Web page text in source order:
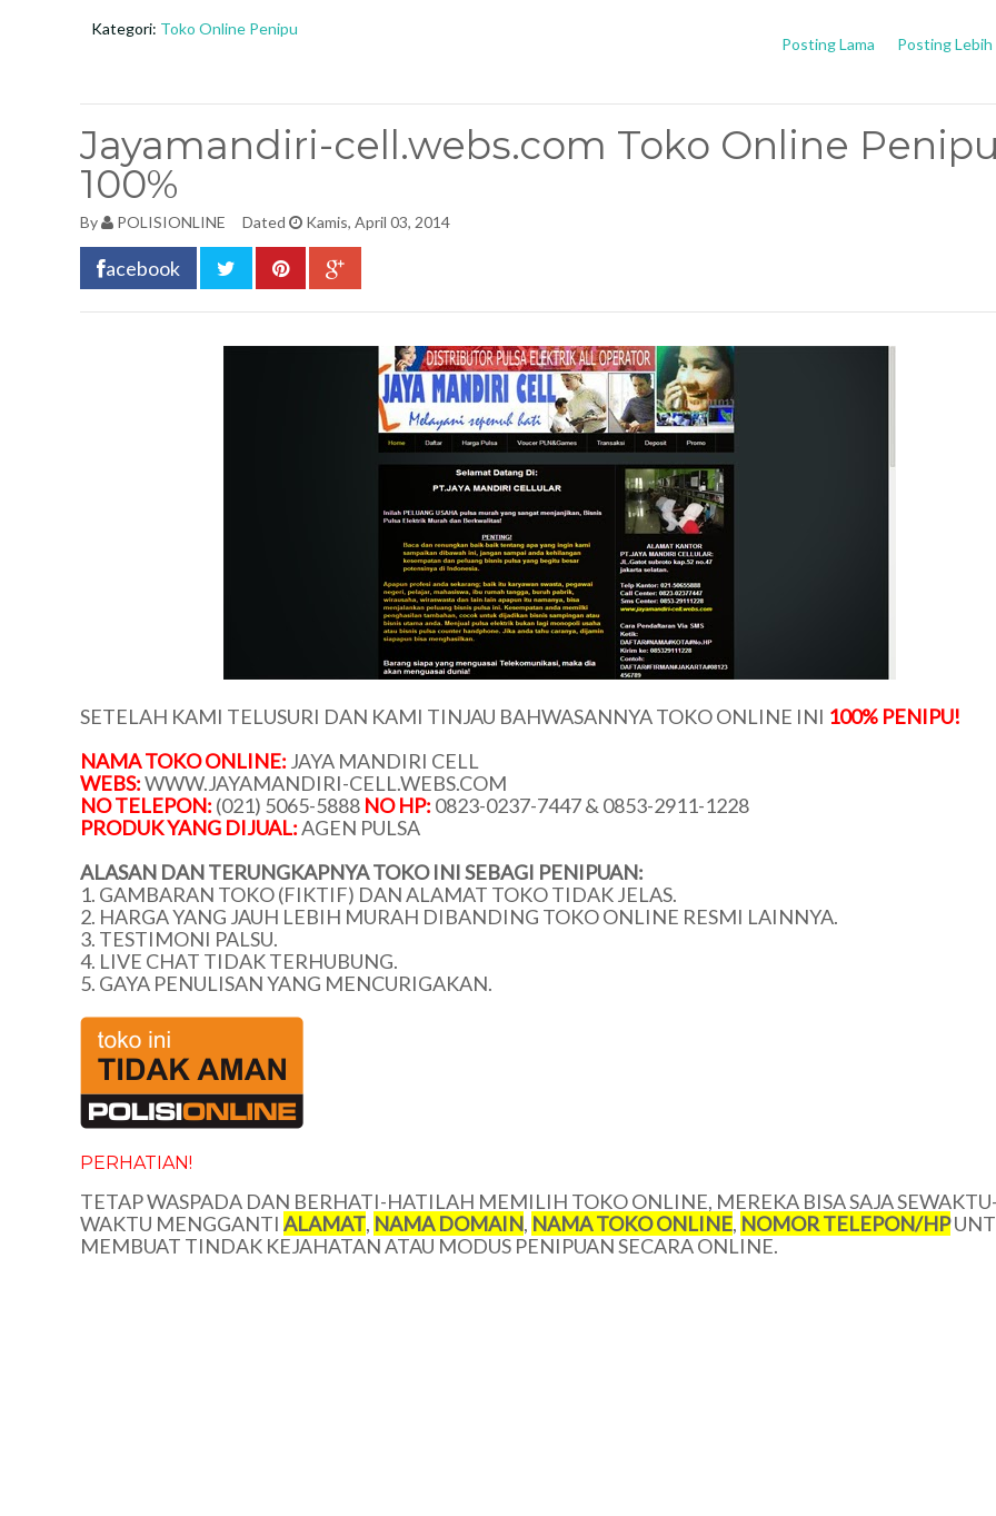
Kategori: Toko Online Penipu
Posting Lebih
Posting Lama
Jayamandiri-cell.webs.com Toko Online
100%
By POLISIONLINE Dated Kamis, April 03, 2014
acebook
SETELAH KAMI TELUSURI DAN KAMI TINJAU BAHWASANNYA TOKO ONLINE INI 100% PENIPU!
NAMA TOKO ONLINE: JAYA MANDIRI CELL
WEBS:WWW.JAYAMANDIRI-CELL.WEBS.COM
NO TELEPON: (021) 5065-5888 NO HP: 0823-0237-7447 & 0853-2911-1228
PRODUK YANG DIJUAL:AGEN PULSA
ALASAN DAN TERUNGKAPNYA TOKO INI SEBAGI PENIPUAN:
1. GAMBARAN TOKO (FIKTIF) DAN ALAMAT TOKO TIDAK JELAS.
2. HARGA YANG JAUH LEBIH MURAH DIBANDING TOKO ONLINE RESMI LAINNYA.
3. TESTIMONI PALSU.
4. LIVE CHAT TIDAK TERHUBUNG.
5. GAYA PENULISAN YANG MENCURIGAKAN.
PERHATIAN!
TETAP WASPADA DAN BERHATI-HATILAH MEMILIH TOKO ONLINE, MEREKA BISA SAJA
WAKTU MENGGANTI ALAMAT, NAMA DOMAIN, NAMA TOKO ONLINE, NOMOR TELEPON/HP
MEMBUAT TINDAK KEJAHATAN ATAU MODUS PENIPUAN SECARA ONLINE.